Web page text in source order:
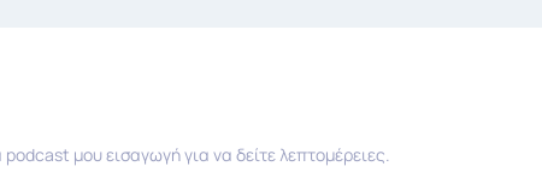
μου εισαγωγή για να δείτε λεπτομέρειες.